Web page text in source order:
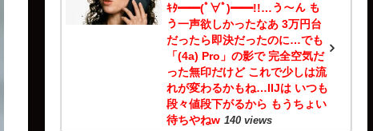
ｷﾀ━━(ﾟ∀ﾟ)━━!!…う～ん も
う一声欲しかったなあ 3万円台
だったら即決だったのに…でも
「(4a) Pro」の影で 完全空気だ
った無印だけど これで少しは流
れが変わるかもね…IIJは いつも
段々値段下がるから もうちょい
待ちやねw 140 views